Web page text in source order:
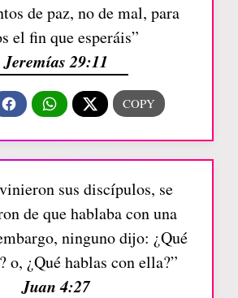
de paz, no de mal, para
el fin que esperáis”
Jeremías 29:11
sus discípulos, se
de que hablaba con una
ninguno dijo: ¿Qué
o, ¿Qué hablas con ella?”
Juan 4:27